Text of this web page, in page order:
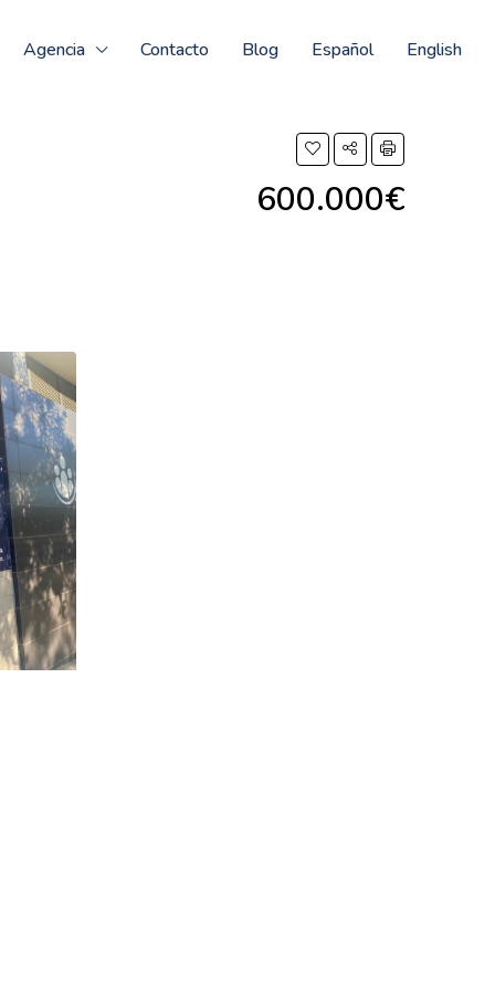
Agencia Contacto Blog Español English
600.000€